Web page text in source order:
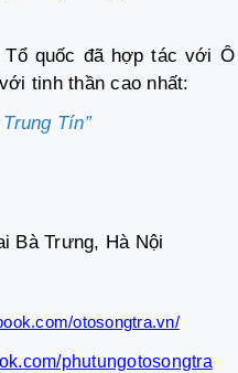
quốc đã hợp tác với
tinh thần cao nhất:
Tín”
Bà Trưng, Hà Nội
otosongtra.vn/
phutungotosongtra